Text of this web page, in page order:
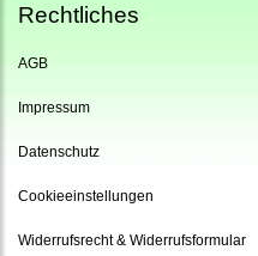
Rechtliches
AGB
Impressum
Datenschutz
Cookieeinstellungen
Widerrufsrecht & Widerrufsformular